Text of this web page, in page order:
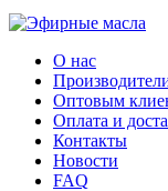
О нас
Оптовым
Оплата и
Контакты
Новости
FAQ